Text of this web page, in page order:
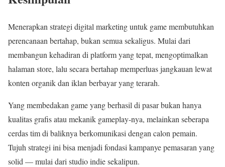
Menerapkan strategi digital marketing untuk game membutuhkan
perencanaan bertahap, bukan semua sekaligus. Mulai dari
membangun kehadiran di platform yang tepat, mengoptimalkan
halaman store, lalu secara bertahap memperluas jangkauan lewat
konten organik dan iklan berbayar yang terarah.
Yang membedakan game yang berhasil di pasar bukan hanya
kualitas grafis atau mekanik gameplay-nya, melainkan seberapa
cerdas tim di baliknya berkomunikasi dengan calon pemain.
Tujuh strategi ini bisa menjadi fondasi kampanye pemasaran yang
solid — mulai dari studio indie sekalipun.